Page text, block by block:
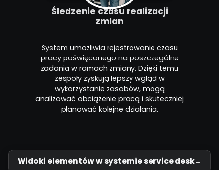
Śledzenie czasu realizacji
zmian
System umożliwia rejestrowanie czasu
pracy poświęconego na poszczególne
zadania w ramach zmiany. Dzięki temu
zespoły zyskują lepszy wgląd w
wykorzystanie zasobów, mogą
analizować obciążenie pracą i skuteczniej
planować kolejne działania.
Widoki elementów w systemie service desk